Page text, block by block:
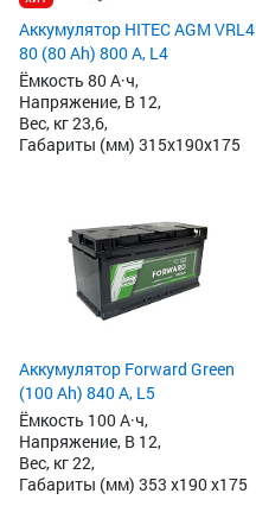
Аккумулятор HITEC AGM VRL4
80 (80 Ah) 800 А, L4
Ёмкость 80 А·ч,
Напряжение, В 12,
Вес, кг 23,6,
Габариты (мм) 315x190x175
Аккумулятор Forward Green
(100 Ah) 840 А, L5
Ёмкость 100 А·ч,
Напряжение, В 12,
Вес, кг 22,
Габариты (мм) 353 x190 x175